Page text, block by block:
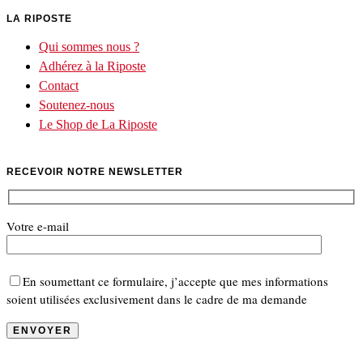
LA RIPOSTE
Qui sommes nous ?
Adhérez à la Riposte
Contact
Soutenez-nous
Le Shop de La Riposte
RECEVOIR NOTRE NEWSLETTER
Votre e-mail
En soumettant ce formulaire, j’accepte que mes informations
soient utilisées exclusivement dans le cadre de ma demande